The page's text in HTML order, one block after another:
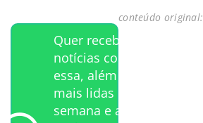
conteúdo original:
Quer receber
notícias como
essa, além das
mais lidas da
semana e a